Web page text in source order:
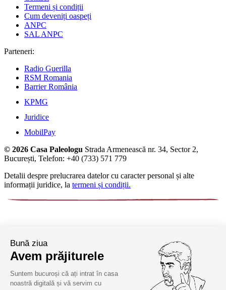
Termeni și condiții
Cum deveniți oaspeți
ANPC
SAL ANPC
Parteneri:
Radio Guerilla
RSM Romania
Barrier România
KPMG
Juridice
MobilPay
© 2026 Casa Paleologu Strada Armenească nr. 34, Sector 2,
București, Telefon: +40 (733) 571 779
Detalii despre prelucrarea datelor cu caracter personal și alte
informații juridice, la termeni și condiții.
Bună ziua
Avem prăjiturele
Suntem bucuroși că ați intrat în casa
noastră digitală și vă servim cu